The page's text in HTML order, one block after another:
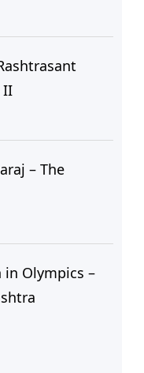
II
– The
Olympics –